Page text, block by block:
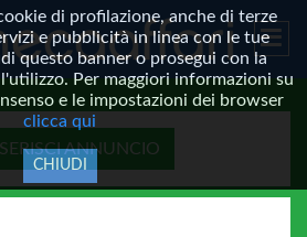
di profilazione, anche di terze
e pubblicità in linea con le tue
questo banner o prosegui con la
Per maggiori informazioni su
e le impostazioni dei browser
clicca qui
CHIUDI
ANNUNCIO